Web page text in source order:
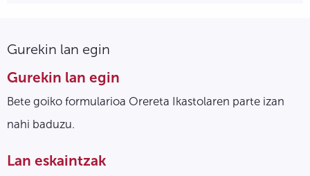
Gurekin lan egin
Gurekin lan egin
Bete goiko formularioa Orereta Ikastolaren parte izan
nahi baduzu.
Lan eskaintzak